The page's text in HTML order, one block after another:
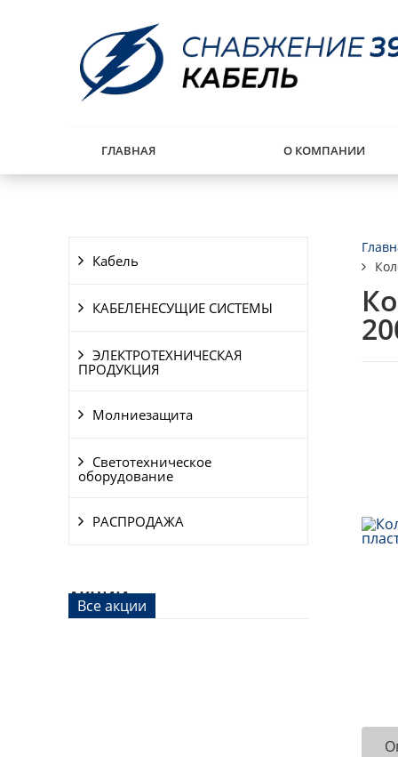
ГЛАВНАЯ О КОМПАНИИ
Кабель
КАБЕЛЕНЕСУЩИЕ СИСТЕМЫ
ЭЛЕКТРОТЕХНИЧЕСКАЯ
ПРОДУКЦИЯ
Молниезащита
Светотехническое
оборудование
РАСПРОДАЖА
АКЦИИ
Все акции